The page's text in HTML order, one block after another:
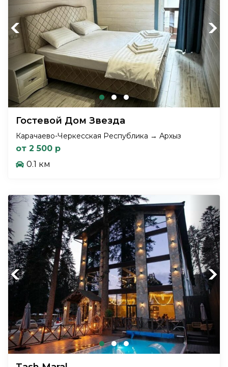
Previous Next
Гостевой Дом Звезда
Карачаево-Черкесская Республика → Архыз
от 2 500 р
0.1 км
Previous Next